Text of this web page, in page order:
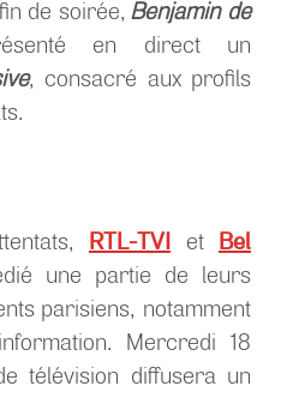
de soirée, Benjamin de
en direct un
, consacré aux profils
RTL-TVI et Bel
une partie de leurs
parisiens, notamment
Mercredi 18
télévision diffusera un